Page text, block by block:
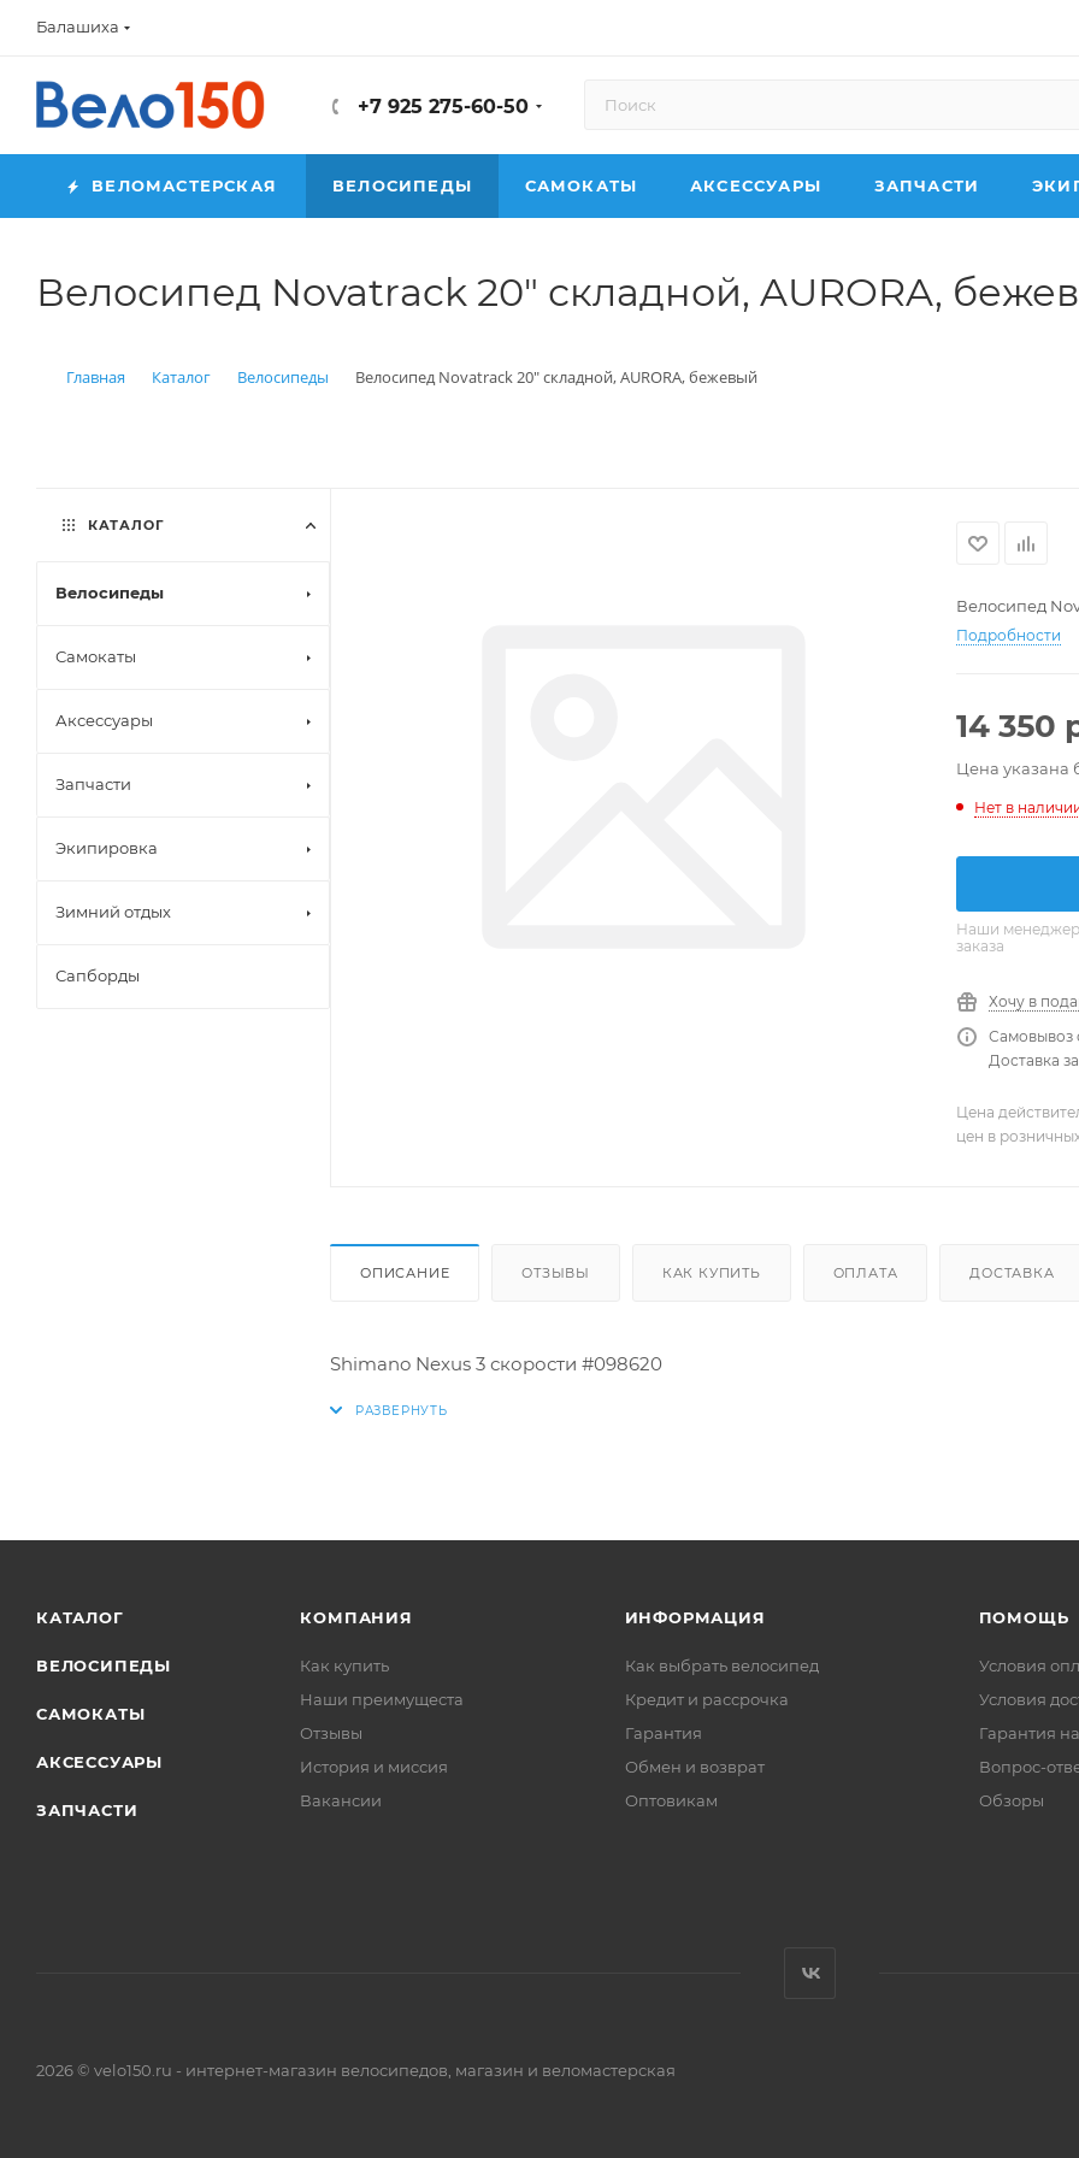
Балашиха
+7 925 275-60-50
ВЕЛОМАСТЕРСКАЯ ВЕЛОСИПЕДЫ САМОКАТЫ АКСЕССУАРЫ ЗАПЧАСТИ
Велосипед Novatrack 20" складной, AURORA,
Главная Каталог Велосипеды Велосипед Novatrack 20" складной, AURORA, бежевый
Велосипед
Подробности
14 350
Цена указана
Нет в
Наши
заказа
Хочу в
Самовывоз
Доставка
Цена
цен в
ОПИСАНИЕ ОТЗЫВЫ КАК КУПИТЬ ОПЛАТА ДОСТАВКА
Shimano Nexus 3 скорости #098620
КАТАЛОГ
Велосипеды
Самокаты
Аксессуары
Запчасти
Экипировка
Зимний отдых
Сапборды
КАТАЛОГ
ВЕЛОСИПЕДЫ
САМОКАТЫ
АКСЕССУАРЫ
ЗАПЧАСТИ
КОМПАНИЯ
Как купить
Наши преимущеста
Отзывы
История и миссия
Вакансии
ИНФОРМАЦИЯ
Как выбрать велосипед
Кредит и рассрочка
Гарантия
Обмен и возврат
Оптовикам
ПОМОЩЬ
Условия
Условия
Гарантия
Вопрос-
Обзоры
2026 © velo150.ru - интернет-магазин велосипедов, магазин и веломастерская